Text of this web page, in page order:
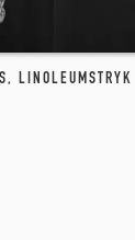
,LINOLEUMSTRYK